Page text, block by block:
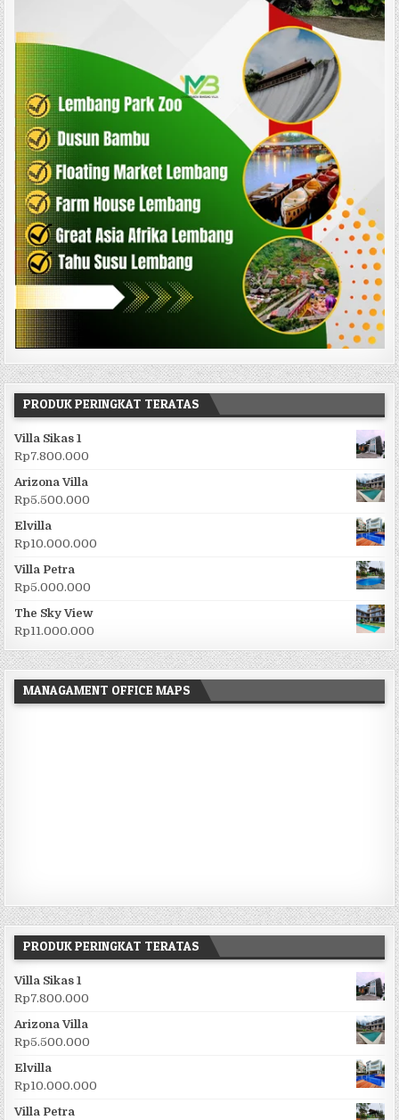
PRODUK PERINGKAT TERATAS
Villa Sikas 1
Rp7.800.000
Arizona Villa
Rp5.500.000
Elvilla
Rp10.000.000
Villa Petra
Rp5.000.000
The Sky View
Rp11.000.000
MANAGAMENT OFFICE MAPS
PRODUK PERINGKAT TERATAS
Villa Sikas 1
Rp7.800.000
Arizona Villa
Rp5.500.000
Elvilla
Rp10.000.000
Villa Petra